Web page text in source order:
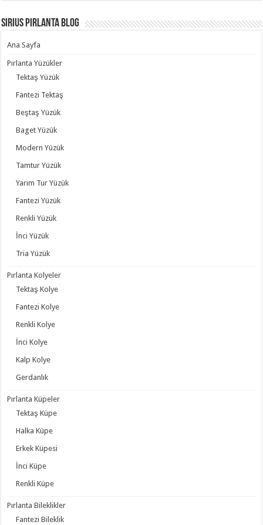
Sirius Pırlanta Blog
Ana Sayfa
Pırlanta Yüzükler
Tektaş Yüzük
Fantezi Tektaş
Beştaş Yüzük
Baget Yüzük
Modern Yüzük
Tamtur Yüzük
Yarım Tur Yüzük
Fantezi Yüzük
Renkli Yüzük
İnci Yüzük
Tria Yüzük
Pırlanta Kolyeler
Tektaş Kolye
Fantezi Kolye
Renkli Kolye
İnci Kolye
Kalp Kolye
Gerdanlık
Pırlanta Küpeler
Tektaş Küpe
Halka Küpe
Erkek Küpesi
İnci Küpe
Renkli Küpe
Pırlanta Bileklikler
Fantezi Bileklik